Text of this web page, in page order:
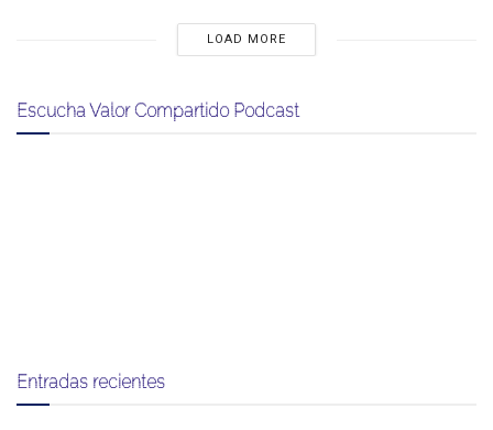
LOAD MORE
Escucha Valor Compartido Podcast
Entradas recientes